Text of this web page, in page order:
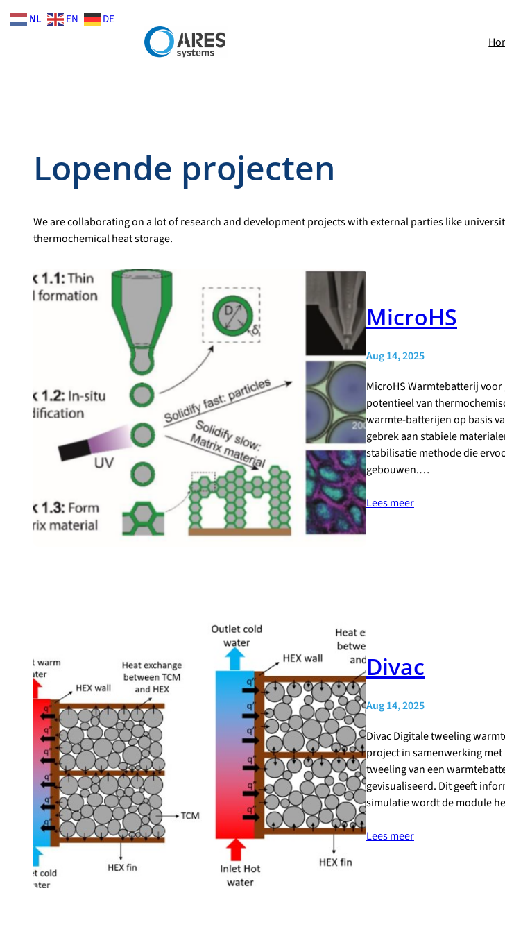
Skip
to
Lopende projecten
We are collaborating on a lot of research and development projects with external parties like
thermochemical heat storage.
MicroHS
Aug 14, 2025
MicroHS Warmtebatterij
potentieel van
warmte-batterijen op basis
gebrek aan stabiele
stabilisatie methode die
gebouwen.…
Lees meer
Divac
Aug 14, 2025
Divac Digitale tweeling
project in samenwerking
tweeling van een
gevisualiseerd. Dit geeft
simulatie wordt de module
Lees meer
NL EN DE